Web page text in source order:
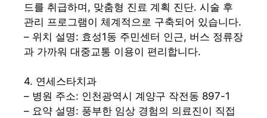
드를 취급하며, 맞춤형 진료 계획 진단. 시술 후
관리 프로그램이 체계적으로 구축되어 있습니다.
– 위치 설명: 효성1동 주민센터 인근, 버스 정류장
과 가까워 대중교통 이용이 편리합니다.
4. 연세스타치과
– 병원 주소: 인천광역시 계양구 작전동 897-1
– 요약 설명: 풍부한 임상 경험의 의료진이 직접